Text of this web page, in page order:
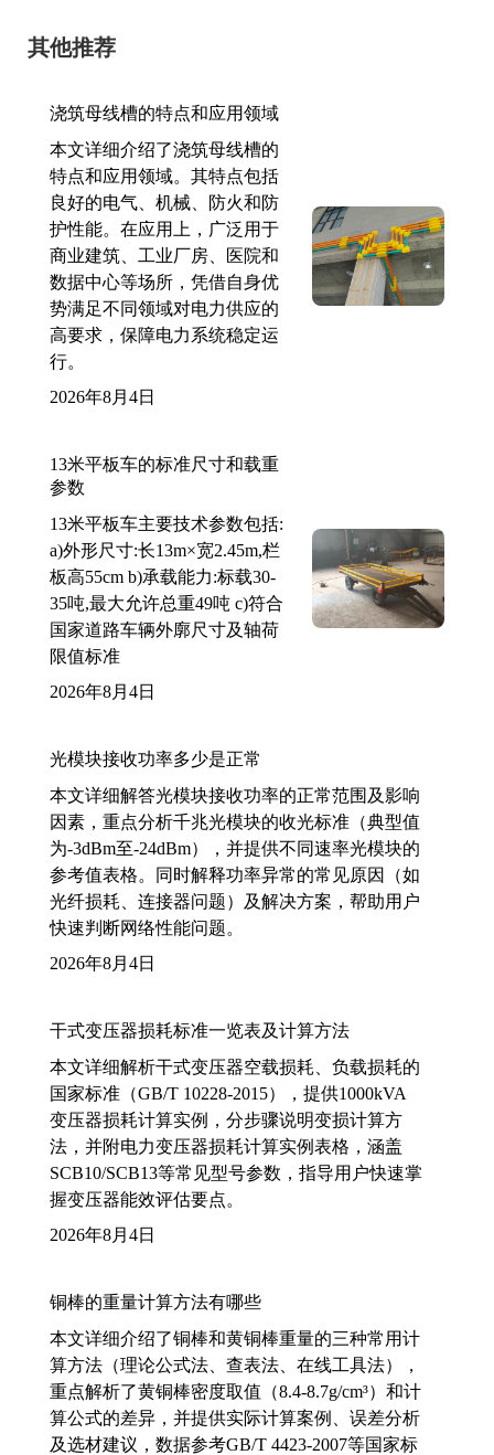
其他推荐
浇筑母线槽的特点和应用领域
本文详细介绍了浇筑母线槽的
特点和应用领域。其特点包括
良好的电气、机械、防火和防
护性能。在应用上，广泛用于
商业建筑、工业厂房、医院和
数据中心等场所，凭借自身优
势满足不同领域对电力供应的
高要求，保障电力系统稳定运
行。
2026年8月4日
13米平板车的标准尺寸和载重
参数
13米平板车主要技术参数包括:
a)外形尺寸:长13m×宽2.45m,栏
板高55cm b)承载能力:标载30-
35吨,最大允许总重49吨 c)符合
国家道路车辆外廓尺寸及轴荷
限值标准
2026年8月4日
光模块接收功率多少是正常
本文详细解答光模块接收功率的正常范围及影响
因素，重点分析千兆光模块的收光标准（典型值
为-3dBm至-24dBm），并提供不同速率光模块的
参考值表格。同时解释功率异常的常见原因（如
光纤损耗、连接器问题）及解决方案，帮助用户
快速判断网络性能问题。
2026年8月4日
干式变压器损耗标准一览表及计算方法
本文详细解析干式变压器空载损耗、负载损耗的
国家标准（GB/T 10228-2015），提供1000kVA
变压器损耗计算实例，分步骤说明变损计算方
法，并附电力变压器损耗计算实例表格，涵盖
SCB10/SCB13等常见型号参数，指导用户快速掌
握变压器能效评估要点。
2026年8月4日
铜棒的重量计算方法有哪些
本文详细介绍了铜棒和黄铜棒重量的三种常用计
算方法（理论公式法、查表法、在线工具法），
重点解析了黄铜棒密度取值（8.4-8.7g/cm³）和计
算公式的差异，并提供实际计算案例、误差分析
及选材建议，数据参考GB/T 4423-2007等国家标